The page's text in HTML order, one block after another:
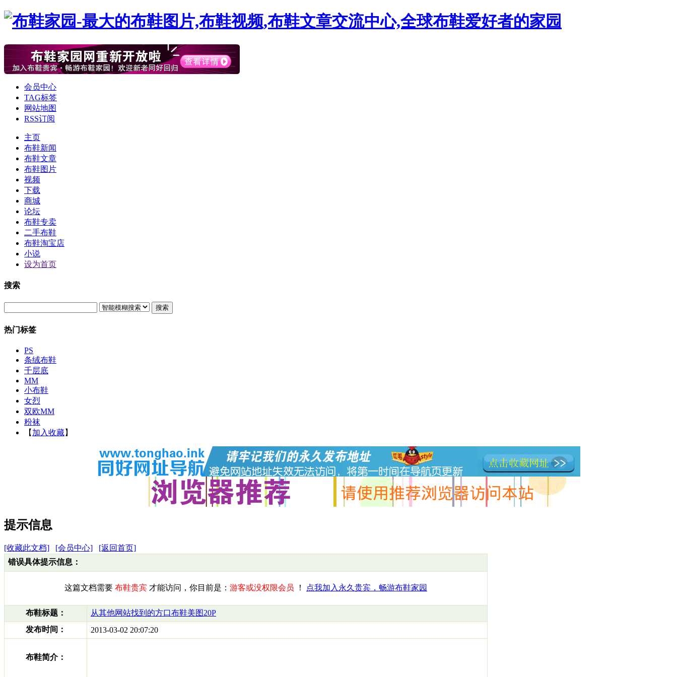
会员中心
TAG标签
网站地图
RSS订阅
主页
布鞋新闻
布鞋文章
布鞋图片
视频
下载
商城
论坛
布鞋专卖
二手布鞋
布鞋淘宝店
小说
设为首页
搜索
搜索
热门标签
PS
条绒布鞋
千层底
MM
小布鞋
女烈
双欧MM
粉袜
【 加入收藏】
提示信息
[收藏此文档] [会员中心]
[返回首页]
错误具体提示信息：
这篇文档需要 布鞋贵宾 才能访问，你目前是： 游客或没权限会员 ！ 点我加入永久贵宾，畅游布鞋家园
布鞋标题：
从其他网站找到的方口布鞋美图20P
发布时间：
2013-03-02 20:07:20
布鞋简介：